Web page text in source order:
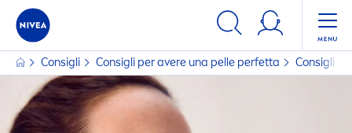
Consigli Consigli per avere una pelle perfetta Consigli